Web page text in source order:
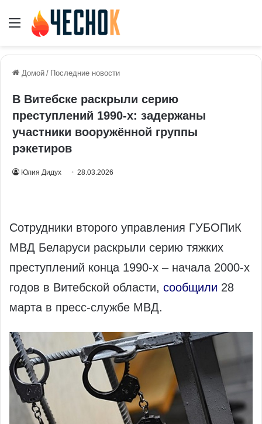
Меню
Домой / Последние новости
В Витебске раскрыли серию
преступлений 1990‑х: задержаны
участники вооружённой группы
рэкетиров
Юлия Дидух 28.03.2026
Сотрудники второго управления ГУБОПиК
МВД Беларуси раскрыли серию тяжких
преступлений конца 1990‑х – начала 2000‑х
годов в Витебской области, сообщили 28
марта в пресс-службе МВД.